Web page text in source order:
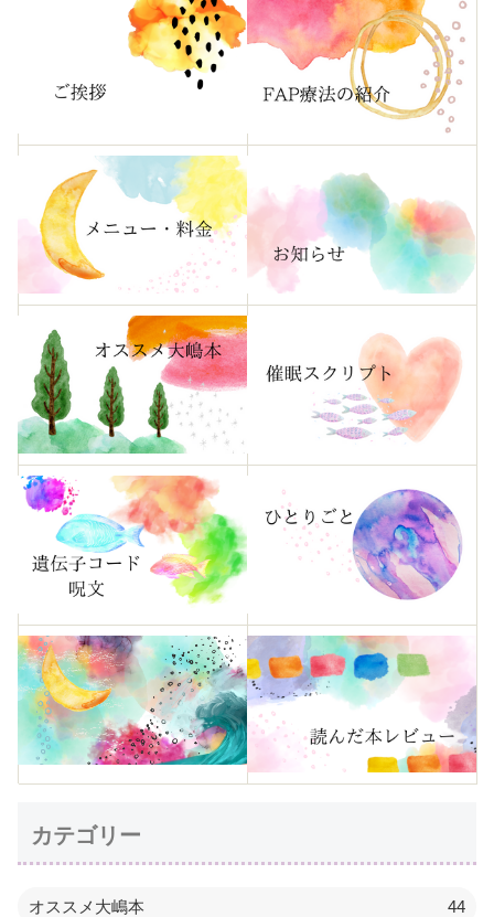
カテゴリー
オススメ大嶋本 44